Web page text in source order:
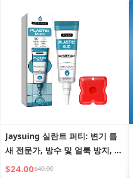
Jaysuing 실란트 퍼티: 변기 틈
새 전문가, 방수 및 얼룩 방지, 빠
른 리모델링
$24.00$40.00